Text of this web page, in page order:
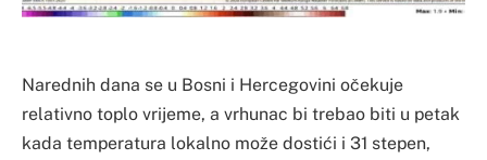
Narednih dana se u Bosni i Hercegovini očekuje
relativno toplo vrijeme, a vrhunac bi trebao biti u petak
kada temperatura lokalno može dostići i 31 stepen,